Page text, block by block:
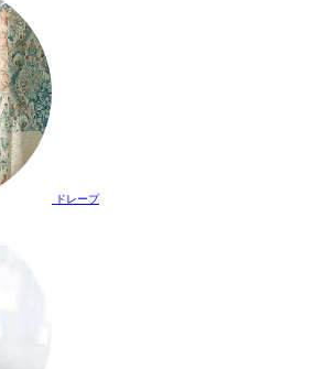
ドレープ